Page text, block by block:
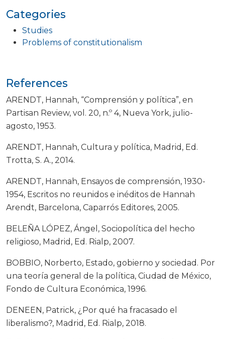
Categories
Studies
Problems of constitutionalism
References
ARENDT, Hannah, “Comprensión y política”, en
Partisan Review, vol. 20, n.º 4, Nueva York, julio-
agosto, 1953.
ARENDT, Hannah, Cultura y política, Madrid, Ed.
Trotta, S. A., 2014.
ARENDT, Hannah, Ensayos de comprensión, 1930-
1954, Escritos no reunidos e inéditos de Hannah
Arendt, Barcelona, Caparrós Editores, 2005.
BELEÑA LÓPEZ, Ángel, Sociopolítica del hecho
religioso, Madrid, Ed. Rialp, 2007.
BOBBIO, Norberto, Estado, gobierno y sociedad. Por
una teoría general de la política, Ciudad de México,
Fondo de Cultura Económica, 1996.
DENEEN, Patrick, ¿Por qué ha fracasado el
liberalismo?, Madrid, Ed. Rialp, 2018.